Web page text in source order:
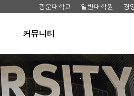
경
일반대학원
광운대학교
커뮤니티
공지사항
뉴스